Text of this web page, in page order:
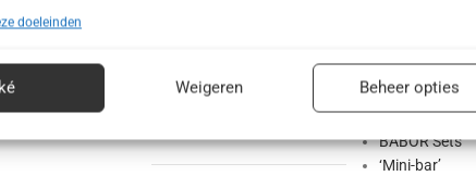
linken, Apparaten identificeren op basis van automatisch
beveiliging, fraude voorkomen en detecteren en
doeleinden
Weigeren Beheer opties
Ampullen
Doctor Babor
SeaCreation®
HSR®
BABOR Sets
‘Mini-bar’